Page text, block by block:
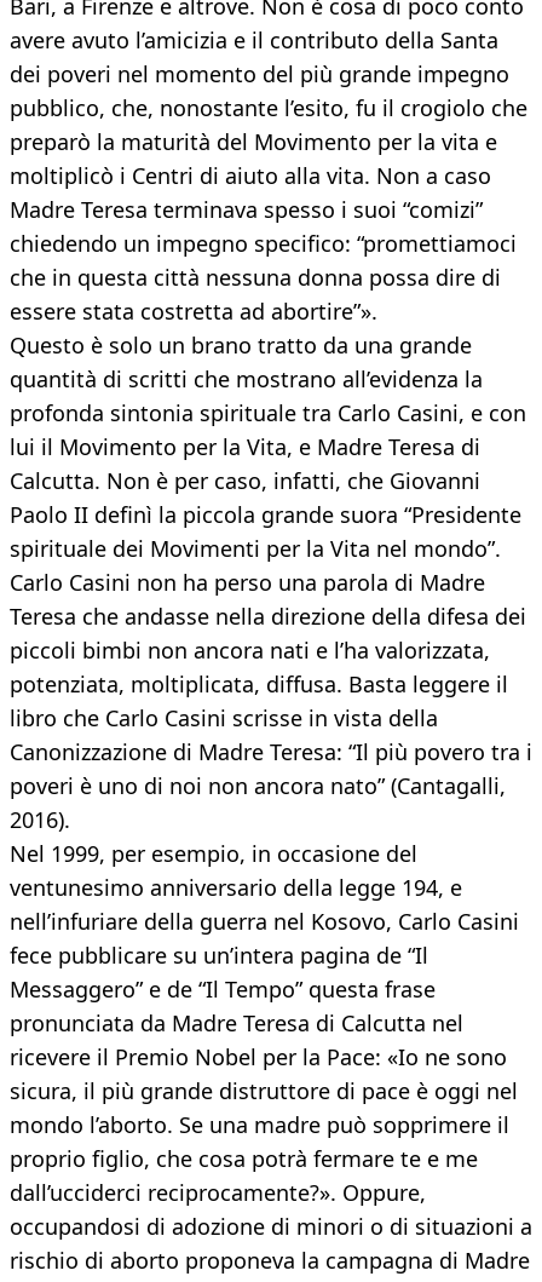
Bari, a Firenze e altrove. Non è cosa di poco conto
avere avuto l’amicizia e il contributo della Santa
dei poveri nel momento del più grande impegno
pubblico, che, nonostante l’esito, fu il crogiolo che
preparò la maturità del Movimento per la vita e
moltiplicò i Centri di aiuto alla vita. Non a caso
Madre Teresa terminava spesso i suoi “comizi”
chiedendo un impegno specifico: “promettiamoci
che in questa città nessuna donna possa dire di
essere stata costretta ad abortire”».
Questo è solo un brano tratto da una grande
quantità di scritti che mostrano all’evidenza la
profonda sintonia spirituale tra Carlo Casini, e con
lui il Movimento per la Vita, e Madre Teresa di
Calcutta. Non è per caso, infatti, che Giovanni
Paolo II definì la piccola grande suora “Presidente
spirituale dei Movimenti per la Vita nel mondo”.
Carlo Casini non ha perso una parola di Madre
Teresa che andasse nella direzione della difesa dei
piccoli bimbi non ancora nati e l’ha valorizzata,
potenziata, moltiplicata, diffusa. Basta leggere il
libro che Carlo Casini scrisse in vista della
Canonizzazione di Madre Teresa: “Il più povero tra i
poveri è uno di noi non ancora nato” (Cantagalli,
2016).
Nel 1999, per esempio, in occasione del
ventunesimo anniversario della legge 194, e
nell’infuriare della guerra nel Kosovo, Carlo Casini
fece pubblicare su un’intera pagina de “Il
Messaggero” e de “Il Tempo” questa frase
pronunciata da Madre Teresa di Calcutta nel
ricevere il Premio Nobel per la Pace: «Io ne sono
sicura, il più grande distruttore di pace è oggi nel
mondo l’aborto. Se una madre può sopprimere il
proprio figlio, che cosa potrà fermare te e me
dall’ucciderci reciprocamente?». Oppure,
occupandosi di adozione di minori o di situazioni a
rischio di aborto proponeva la campagna di Madre